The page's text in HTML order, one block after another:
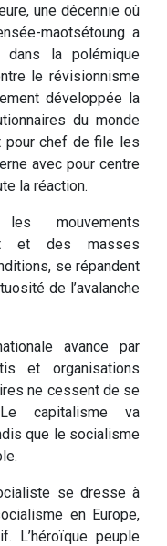
une décennie où
maotsétoung a
dans la polémique
le révisionnisme
développée la
du monde
pour chef de file les
avec pour centre
la réaction.
mouvements
et des masses
se répandent
de l’avalanche
avance par
et organisations
ne cessent de se
capitalisme va
que le socialisme
se dresse à
en Europe,
L’héroïque peuple